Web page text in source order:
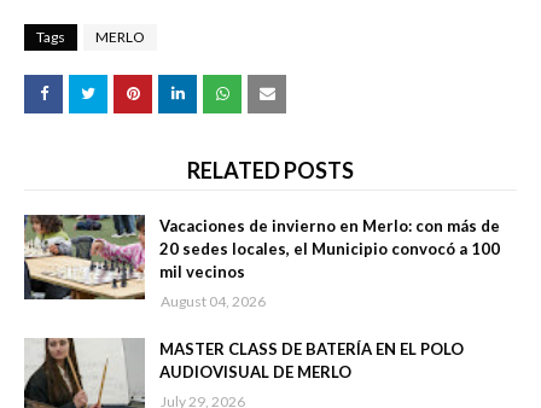
Tags MERLO
RELATED POSTS
Vacaciones de invierno en Merlo: con más de
20 sedes locales, el Municipio convocó a 100
mil vecinos
August 04, 2026
MASTER CLASS DE BATERÍA EN EL POLO
AUDIOVISUAL DE MERLO
July 29, 2026